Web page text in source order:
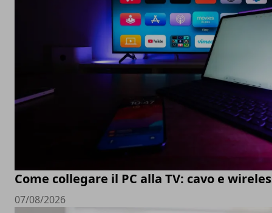
Come collegare il PC alla TV: cavo e
07/08/2026